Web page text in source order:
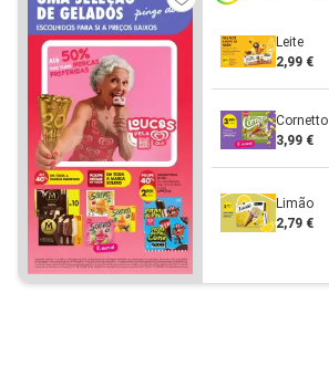
Leite
2,99 €
Cornetto
3,99 €
Limão
2,79 €